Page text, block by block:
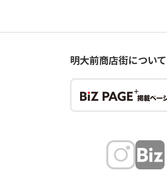
明大前商店街について